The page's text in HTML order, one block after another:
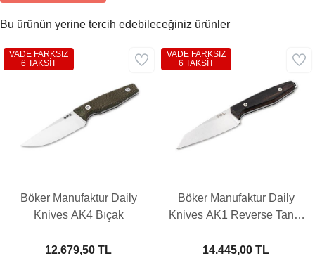
Bu ürünün yerine tercih edebileceğiniz ürünler
Böker Manufaktur Daily
Knives AK4 Bıçak
12.679,50 TL
VADE FARKSIZ
6 TAKSİT
Böker Manufaktur Daily
Knives AK1 Reverse Tanto
14.445,00 TL
VADE FARKSIZ
6 TAKSİT